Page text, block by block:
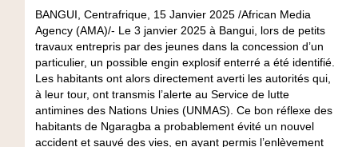
BANGUI, Centrafrique, 15 Janvier 2025 /African Media
Agency (AMA)/- Le 3 janvier 2025 à Bangui, lors de petits
travaux entrepris par des jeunes dans la concession d’un
particulier, un possible engin explosif enterré a été identifié.
Les habitants ont alors directement averti les autorités qui,
à leur tour, ont transmis l’alerte au Service de lutte
antimines des Nations Unies (UNMAS). Ce bon réflexe des
habitants de Ngaragba a probablement évité un nouvel
accident et sauvé des vies, en ayant permis l’enlèvement